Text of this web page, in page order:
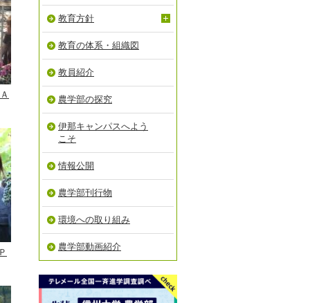
教育方針
教育の体系・組織図
教員紹介
農学部の探究
伊那キャンパスへよう
こそ
情報公開
農学部刊行物
環境への取り組み
農学部動画紹介